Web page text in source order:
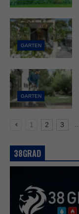
GARTEN
GARTEN
1 2 3
38GRAD